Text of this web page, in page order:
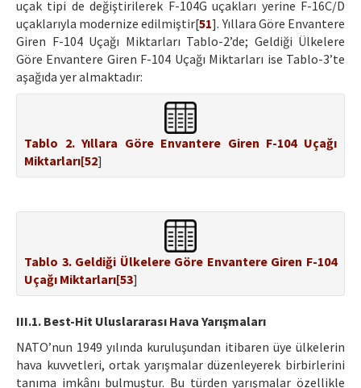
uçak tipi de değiştirilerek F-104G uçakları yerine F-16C/D
uçaklarıyla modernize edilmiştir[51]. Yıllara Göre Envantere
Giren F-104 Uçağı Miktarları Tablo-2’de; Geldiği Ülkelere
Göre Envantere Giren F-104 Uçağı Miktarları ise Tablo-3’te
aşağıda yer almaktadır:
Tablo 2. Yıllara Göre Envantere Giren F-104 Uçağı
Miktarları[52]
Tablo 3. Geldiği Ülkelere Göre Envantere Giren F-104
Uçağı Miktarları[53]
III.1. Best-Hit Uluslararası Hava Yarışmaları
NATO’nun 1949 yılında kuruluşundan itibaren üye ülkelerin
hava kuvvetleri, ortak yarışmalar düzenleyerek birbirlerini
tanıma imkânı bulmuştur. Bu türden yarışmalar özellikle